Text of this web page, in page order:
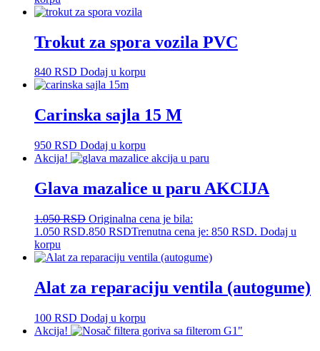
Trokut za spora vozila PVC
840 RSD Dodaj u korpu
Carinska sajla 15 M
950 RSD Dodaj u korpu
Akcija!
Glava mazalice u paru AKCIJA
1.050RSD Originalna cena je bila:
1.050 RSD.850 RSDTrenutna cena je: 850 RSD. Dodaj u
korpu
Alat za reparaciju ventila (autogume)
100 RSD Dodaj u korpu
Akcija!